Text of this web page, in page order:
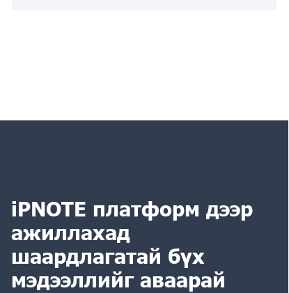
iPNOTE платформ дээр
ажиллахад
шаардлагатай бүх
мэдээллийг аваарай